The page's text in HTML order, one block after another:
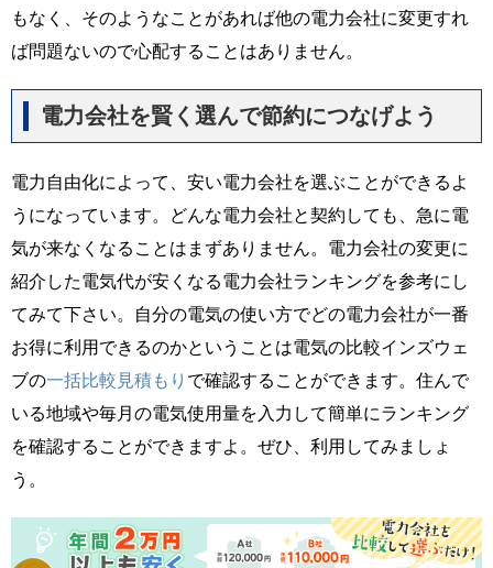
もなく、そのようなことがあれば他の電力会社に変更すれ
ば問題ないので心配することはありません。
電力会社を賢く選んで節約につなげよう
電力自由化によって、安い電力会社を選ぶことができるよ
うになっています。どんな電力会社と契約しても、急に電
気が来なくなることはまずありません。電力会社の変更に
紹介した電気代が安くなる電力会社ランキングを参考にし
てみて下さい。自分の電気の使い方でどの電力会社が一番
お得に利用できるのかということは電気の比較インズウェ
ブの一括比較見積もり で確認することができます。住んで
いる地域や毎月の電気使用量を入力して簡単にランキング
を確認することができますよ。ぜひ、利用してみましょ
う。